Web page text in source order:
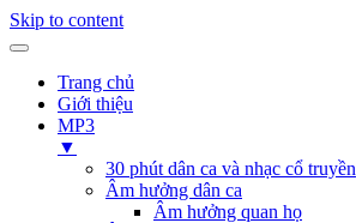
Skip to content
Trang chủ
Giới thiệu
MP3
▼
30 phút dân ca và nhạc cổ truyền
Âm hưởng dân ca
Âm hưởng quan họ